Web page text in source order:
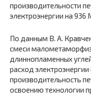
производительности
электроэнергии на
По данным В. А.
смеси
длиннопламен­ных
расход электро­энергии
производительность
освоению технологии